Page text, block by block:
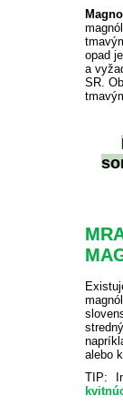
opad
a
SR.
alebo
TIP: